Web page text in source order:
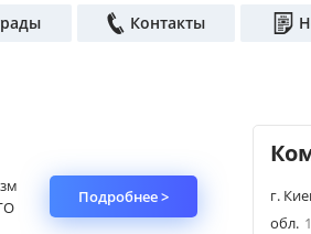
Контакты
Подробнее > г.
обл.